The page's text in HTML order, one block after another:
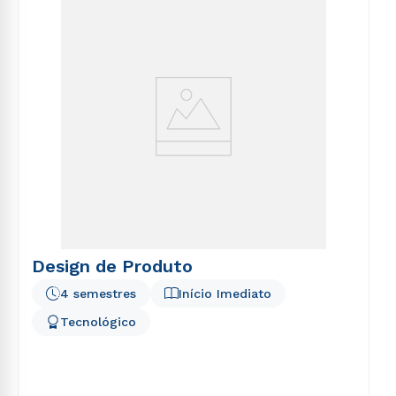
Design de Produto
Início Imediato
4 semestres
Tecnológico